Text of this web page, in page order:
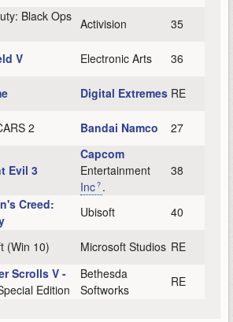
Black Ops Activision
35
V Electronic Arts
36
Digital Extremes RE
2 Bandai Namco 27
Evil 3
Capcom
Entertainment
Inc .
38
Creed:
Ubisoft
40
(Win 10) Microsoft Studios RE
Scrolls V -
Edition
Bethesda
Softworks
RE